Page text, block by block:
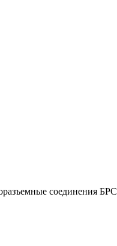
соединения БРС